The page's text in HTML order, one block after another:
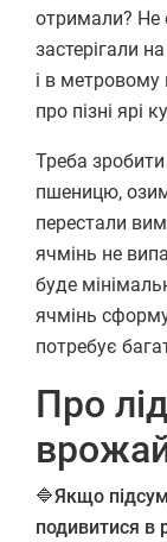
отримали? Не
застерігали
і в
про пізні ярі
Треба
пшеницю,
перестали
ячмінь не
буде
ячмінь
потребує
Про
🔷Якщо
подивитися в